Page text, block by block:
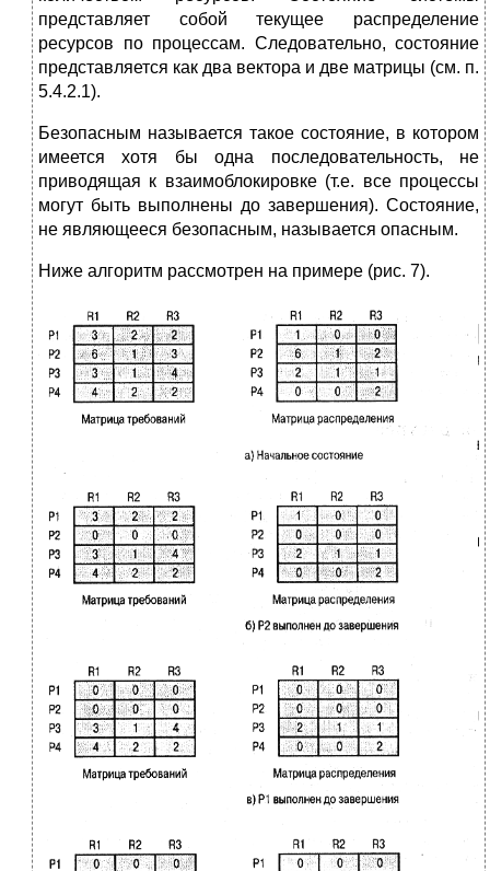
представляет собой текущее распределение
ресурсов по процессам. Следовательно, состояние
представляется как два вектора и две матрицы (см. п.
5.4.2.1).
Безопасным называется такое состояние, в котором
имеется хотя бы одна последовательность, не
приводящая к взаимоблокировке (т.е. все процессы
могут быть выполнены до завершения). Состояние,
не являющееся безопасным, называется опасным.
Ниже алгоритм рассмотрен на примере (рис. 7).